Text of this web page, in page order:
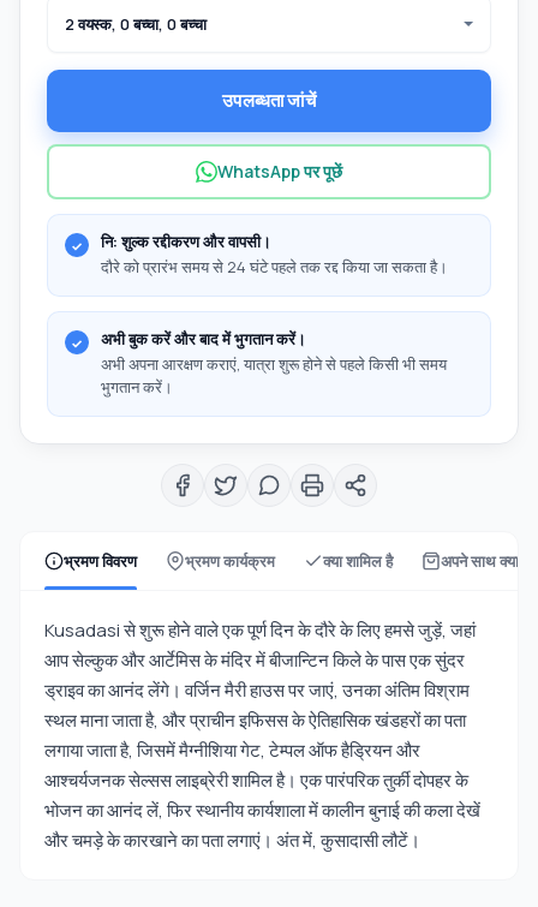
भ्रमण विवरण भ्रमण कार्यक्रम क्या शामिल है अपने साथ क्या
Kusadasi से शुरू होने वाले एक पूर्ण दिन के दौरे के लिए हमसे जुड़ें, जहां
आप सेल्कुक और आर्टेमिस के मंदिर में बीजान्टिन किले के पास एक सुंदर
ड्राइव का आनंद लेंगे। वर्जिन मैरी हाउस पर जाएं, उनका अंतिम विश्राम
स्थल माना जाता है, और प्राचीन इफिसस के ऐतिहासिक खंडहरों का पता
लगाया जाता है, जिसमें मैग्नीशिया गेट, टेम्पल ऑफ हैड्रियन और
आश्चर्यजनक सेल्सस लाइब्रेरी शामिल है। एक पारंपरिक तुर्की दोपहर के
भोजन का आनंद लें, फिर स्थानीय कार्यशाला में कालीन बुनाई की कला देखें
और चमड़े के कारखाने का पता लगाएं। अंत में, कुसादासी लौटें।
2 वयस्क, 0 बच्चा, 0 बच्चा
उपलब्धता जांचें
WhatsApp पर पूछें
नि: शुल्क रद्दीकरण और वापसी।
दौरे को प्रारंभ समय से 24 घंटे पहले तक रद्द किया जा सकता है।
अभी बुक करें और बाद में भुगतान करें।
अभी अपना आरक्षण कराएं, यात्रा शुरू होने से पहले किसी भी समय
भुगतान करें।